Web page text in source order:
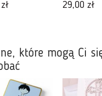
29,00 zł
które mogą Ci